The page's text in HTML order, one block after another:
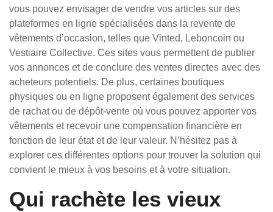
vous pouvez envisager de vendre vos articles sur des
plateformes en ligne spécialisées dans la revente de
vêtements d’occasion, telles que Vinted, Leboncoin ou
Vestiaire Collective. Ces sites vous permettent de publier
vos annonces et de conclure des ventes directes avec des
acheteurs potentiels. De plus, certaines boutiques
physiques ou en ligne proposent également des services
de rachat ou de dépôt-vente où vous pouvez apporter vos
vêtements et recevoir une compensation financière en
fonction de leur état et de leur valeur. N’hésitez pas à
explorer ces différentes options pour trouver la solution qui
convient le mieux à vos besoins et à votre situation.
Qui rachète les vieux